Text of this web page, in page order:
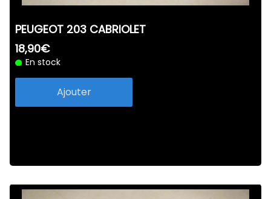
PEUGEOT 203 CABRIOLET
18,90€
En stock
Ajouter